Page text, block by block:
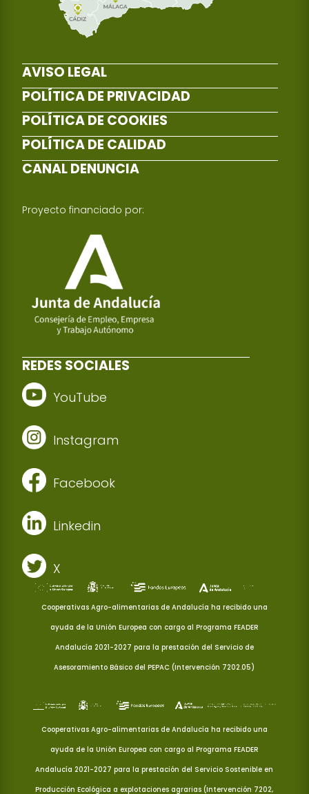
AVISO LEGAL
POLÍTICA DE PRIVACIDAD
POLÍTICA DE COOKIES
POLÍTICA DE CALIDAD
CANAL DENUNCIA
Proyecto financiado por:
REDES SOCIALES
YouTube
Instagram
Facebook
Linkedin
X
Cooperativas Agro-alimentarias de Andalucía ha recibido una
ayuda de la Unión Europea con cargo al Programa FEADER
Andalucía 2021-2027 para la prestación del Servicio de
Asesoramiento Básico del PEPAC (Intervención 7202.05)
Cooperativas Agro-alimentarias de Andalucía ha recibido una
ayuda de la Unión Europea con cargo al Programa FEADER
Andalucía 2021-2027 para la prestación del Servicio Sostenible en
Producción Ecológica a explotaciones agrarias (Intervención 7202,